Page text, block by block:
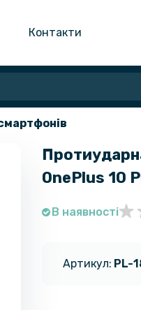
Контакти
OnePlus 10
В наявності
Артикул: PL-